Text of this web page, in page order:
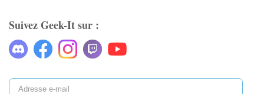
Suivez Geek-It sur :
A